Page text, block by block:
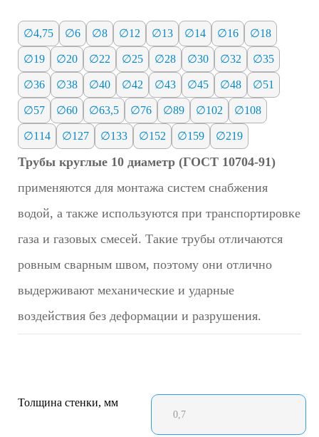
∅4,75 ∅6 ∅8 ∅12 ∅13 ∅14 ∅16 ∅18
∅19 ∅20 ∅22 ∅25 ∅28 ∅30 ∅32 ∅35
∅36 ∅38 ∅40 ∅42 ∅43 ∅45 ∅48 ∅51
∅57 ∅60 ∅63,5 ∅76 ∅89 ∅102 ∅108
∅114 ∅127 ∅133 ∅152 ∅159 ∅219
Трубы круглые 10 диаметр (ГОСТ 10704-91)
применяются для монтажа систем снабжения
водой, а также используются при транспортировке
газа и газовых смесей. Такие трубы отличаются
ровным сварным швом, поэтому они отлично
выдерживают механические и ударные
воздействия без деформации и разрушения.
Толщина стенки, мм
0,7